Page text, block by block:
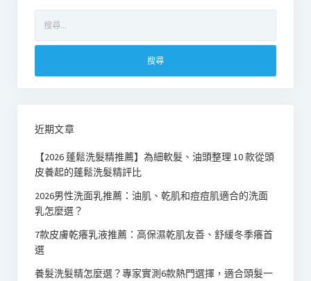
關
字:
近期文章
【2026 蓬鬆洗髮精推薦】為細軟髮、油頭整理 10 款從頭
皮養起的蓬鬆洗髮精評比
2026男性洗面乳推薦：油肌、乾肌和痘痘肌適合的洗面
乳怎麼選？
7款皮膚乾癢乳液推薦：高保濕乾肌友善、舒緩冬季癢首
選
養髮洗髮精怎麼選？專家實測6款熱門選擇，適合頭髮一